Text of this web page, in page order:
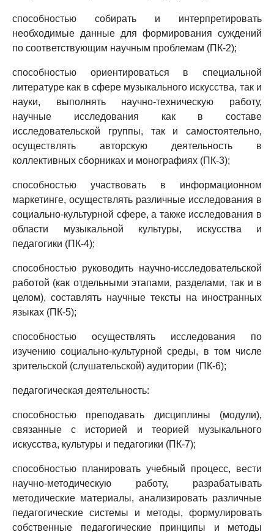
способностью собирать и интерпретировать
необходимые данные для формирования суждений
по соответствующим научным проблемам (ПК-2);
способностью ориентироваться в специальной
литературе как в сфере музыкального искусства, так и
науки, выполнять научно-техническую работу,
научные исследования как в составе
исследовательской группы, так и самостоятельно,
осуществлять авторскую деятельность в
коллективных сборниках и монографиях (ПК-3);
способностью участвовать в информационном
маркетинге, осуществлять различные исследования в
социально-культурной сфере, а также исследования в
области музыкальной культуры, искусства и
педагогики (ПК-4);
способностью руководить научно-исследовательской
работой (как отдельными этапами, разделами, так и в
целом), составлять научные тексты на иностранных
языках (ПК-5);
способностью осуществлять исследования по
изучению социально-культурной среды, в том числе
зрительской (слушательской) аудитории (ПК-6);
педагогическая деятельность:
способностью преподавать дисциплины (модули),
связанные с историей и теорией музыкального
искусства, культуры и педагогики (ПК-7);
способностью планировать учебный процесс, вести
научно-методическую работу, разрабатывать
методические материалы, анализировать различные
педагогические системы и методы, формулировать
собственные педагогические принципы и методы